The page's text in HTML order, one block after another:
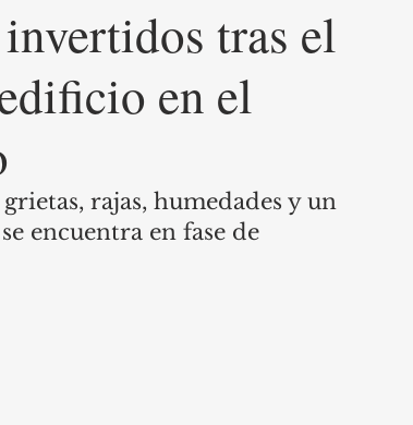
tras el
en el
rajas, humedades y un
encuentra en fase de